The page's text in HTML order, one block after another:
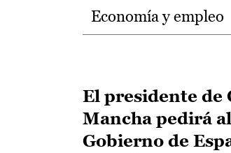
Temas
Economía y empleo
El presidente de
Mancha pedirá
Gobierno de